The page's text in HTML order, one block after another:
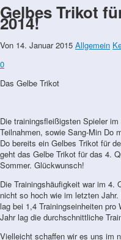
Gelbes Trikot
2014!
Von 14. Januar 2015 Allgemein
0
Das Gelbe Trikot
Die trainingsfleißigsten Spieler
Teilnahmen, sowie Sang-Min Do
Do bereits ein Gelbes Trikot für
geht das Gelbe Trikot für das 4.
Sommer. Glückwunsch!
Die Trainingshäufigkeit war im 4.
nicht so hoch wie im letzten
lag bei 1,4 Trainingseinheiten
Jahr lag die durchschnittliche
Vielleicht schaffen wir es uns im